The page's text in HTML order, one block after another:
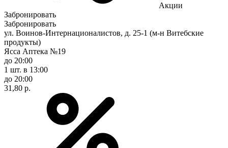
Акции
Забронировать
Забронировать
ул. Воинов-Интернационалистов, д. 25-1 (м-н Витебские
продукты)
Ясса Аптека №19
до 20:00
1 шт. в 13:00
до 20:00
31,80 р.